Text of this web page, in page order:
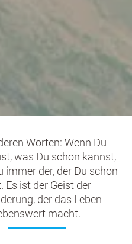
Worten: Wenn Du
was Du schon kannst,
immer der, der Du schon
Es ist der Geist der
der das Leben
macht.